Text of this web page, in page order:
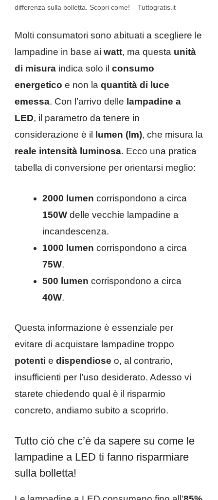
differenza sulla bolletta. Scopri come! – Tuttogratis.it
Molti consumatori sono abituati a scegliere le
lampadine in base ai watt, ma questa unità
di misura indica solo il consumo
energetico e non la quantità di luce
emessa. Con l’arrivo delle lampadine a
LED, il parametro da tenere in
considerazione è il
lumen (lm), che misura la
reale intensità luminosa. Ecco una pratica
tabella di conversione per orientarsi meglio:
2000 lumen corrispondono a circa
150W delle vecchie lampadine a
incandescenza.
1000 lumen corrispondono a circa
75W.
500 lumen corrispondono a circa
40W.
Questa informazione è essenziale per
evitare di acquistare lampadine troppo
potenti e dispendiose o, al contrario,
insufficienti per l’uso desiderato. Adesso vi
starete chiedendo qual è il risparmio
concreto, andiamo subito a scoprirlo.
Tutto ciò che c’è da sapere su come le
lampadine a LED ti fanno risparmiare
sulla bolletta!